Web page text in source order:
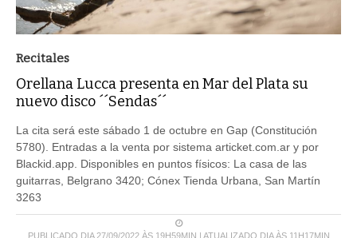
Orellana Lucca presenta en Mar del Plata su
nuevo disco ´´Sendas´´
5780). Entradas a la venta por sistema articket.com.ar y por
Blackid.app. Disponibles en puntos físicos: La casa de las
guitarras, Belgrano 3420; Cónex Tienda Urbana, San Martín
3263
PUBLICADO DIA 27/09/2022 ÀS 19H59MIN | ATUALIZADO DIA ÀS 11H17MIN
LEIA MAIS ...